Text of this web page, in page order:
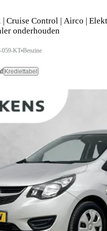
| Cruise Control | Airco |
onderhouden
059-KT Benzine
Krediettabel